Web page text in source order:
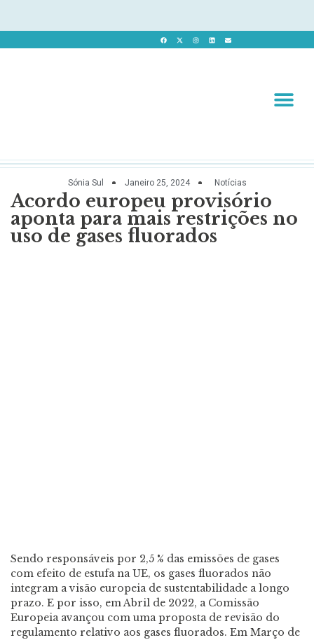
Sónia Sul Janeiro 25, 2024 Notícias
Acordo europeu provisório
aponta para mais restrições no
uso de gases fluorados
Sendo responsáveis por 2,5 % das emissões de gases
com efeito de estufa na UE, os gases fluorados não
integram a visão europeia de sustentabilidade a longo
prazo. E por isso, em Abril de 2022, a Comissão
Europeia avançou com uma proposta de revisão do
regulamento relativo aos gases fluorados. Em Março de